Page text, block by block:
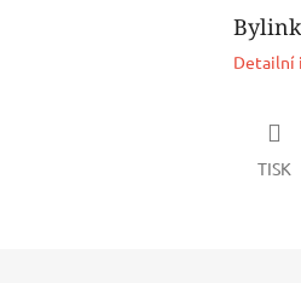
Detailní
TISK